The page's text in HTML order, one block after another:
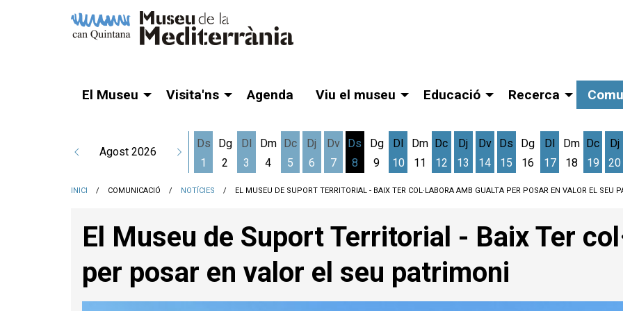
El Museu Visita'ns Agenda Viu el museu Educació Recerca
Agost 2026
Ds
1
Dg
2
Dl
3
Dm
4
Dc
5
Dj
6
Dv
7
Ds
8
Dg
9
Dl
10
Dm
11
Dc
12
Dj
13
Dv
14
Ds
15
Dg
16
Dl
17
Dm
18
Dc
19
Dj
20
INICI COMUNICACIÓ NOTÍCIES EL MUSEU DE SUPORT TERRITORIAL - BAIX TER COL·LABORA AMB GUALTA PER POSAR EN VALOR EL SEU
El Museu de Suport Territorial - Baix Ter
per posar en valor el seu patrimoni